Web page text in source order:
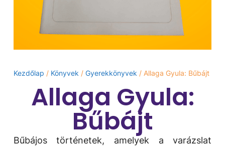
Kezdőlap / Könyvek / Gyerekkönyvek / Allaga Gyula: Bűbájt
Allaga Gyula:
Bűbájt
Bűbájos történetek, amelyek a varázslat